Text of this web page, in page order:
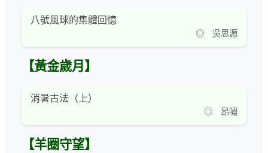
八號風球的集體回憶
◎ 吳思源
【黃金歲月】
消暑古法（上）
◎ 昂嘯
【羊圈守望】